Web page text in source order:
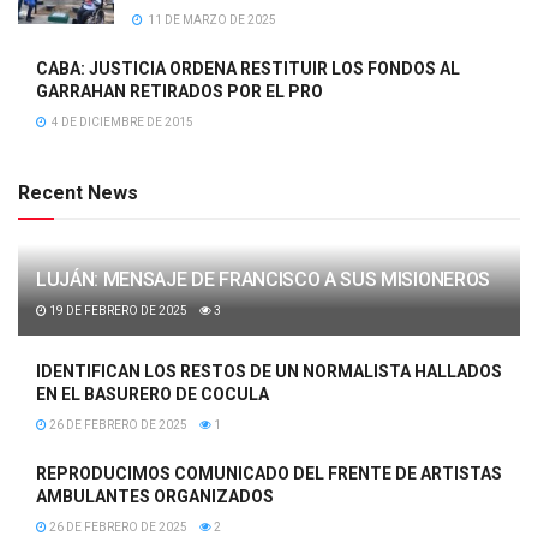
11 DE MARZO DE 2025
CABA: JUSTICIA ORDENA RESTITUIR LOS FONDOS AL
GARRAHAN RETIRADOS POR EL PRO
4 DE DICIEMBRE DE 2015
Recent News
LUJÁN: MENSAJE DE FRANCISCO A SUS MISIONEROS
19 DE FEBRERO DE 2025 3
IDENTIFICAN LOS RESTOS DE UN NORMALISTA HALLADOS
EN EL BASURERO DE COCULA
26 DE FEBRERO DE 2025 1
REPRODUCIMOS COMUNICADO DEL FRENTE DE ARTISTAS
AMBULANTES ORGANIZADOS
26 DE FEBRERO DE 2025 2